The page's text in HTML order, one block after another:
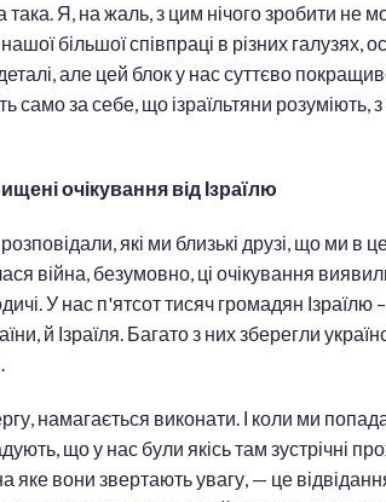
така. Я, на жаль, з цим нічого зробити не
більшої співпраці в різних галузях,
але цей блок у нас суттєво
само за себе, що ізраїльтяни розуміють,
очікування від Ізраїлю
які ми близькі друзі, що ми в
війна, безумовно, ці очікування
У нас п'ятсот тисяч громадян Ізраїлю
й Ізраїля. Багато з них зберегли
намагається виконати. І коли ми
що у нас були якісь там зустрічні
яке вони звертають увагу, — це